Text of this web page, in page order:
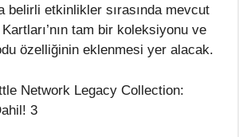
belirli etkinlikler sırasında mevcut
tam bir koleksiyonu ve
özelliğinin eklenmesi yer alacak.